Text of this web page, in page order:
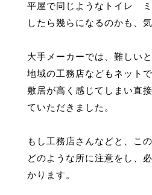
平屋で同じようなトイレ
したら幾らになるのかも、
大手メーカーでは、難しいと
地域の工務店などもネット
敷居が高く感じてしまい直
ていただきました。
もし工務店さんなどと、こ
どのような所に注意をし、
かります。